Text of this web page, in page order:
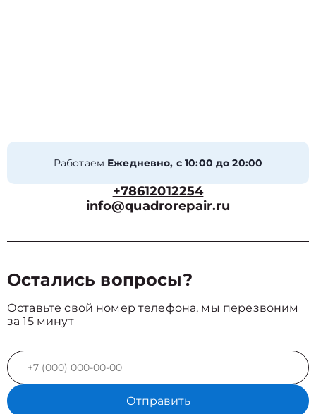
Работаем Ежедневно, с 10:00 до 20:00
+78612012254
info@quadrorepair.ru
Остались вопросы?
Оставьте свой номер телефона, мы перезвоним
за 15 минут
Отправить